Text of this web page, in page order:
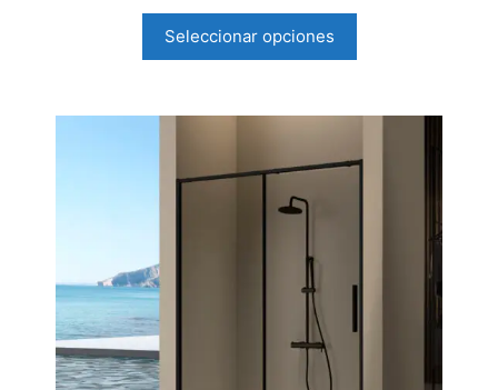
5
Seleccionar opciones